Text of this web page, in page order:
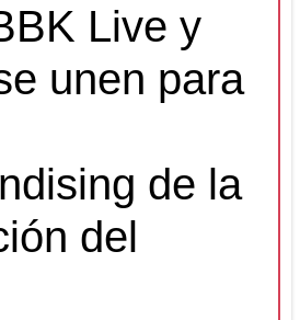
Live y
unen para
de la
del